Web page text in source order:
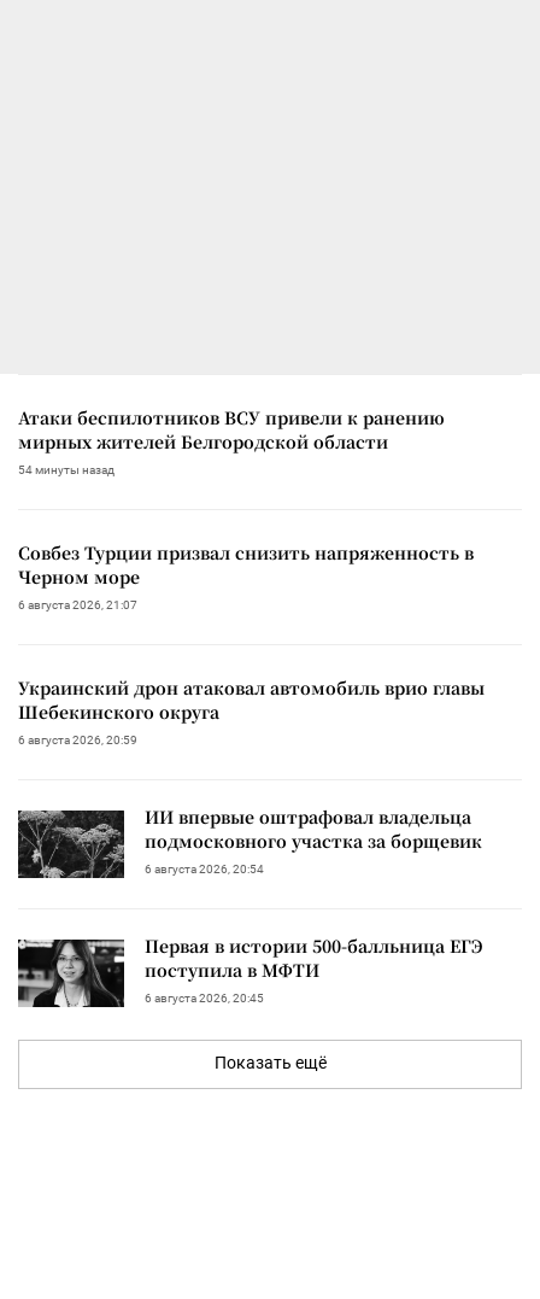
Атаки беспилотников ВСУ привели к ранению
мирных жителей Белгородской области
54 минуты назад
Совбез Турции призвал снизить напряженность в
Черном море
6 августа 2026, 21:07
Украинский дрон атаковал автомобиль врио главы
Шебекинского округа
6 августа 2026, 20:59
ИИ впервые оштрафовал владельца
подмосковного участка за борщевик
6 августа 2026, 20:54
Первая в истории 500-балльница ЕГЭ
поступила в МФТИ
6 августа 2026, 20:45
Показать ещё